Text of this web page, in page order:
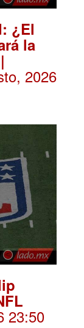
¿El
la
2026
23:50